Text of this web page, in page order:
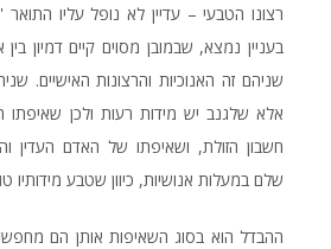
רצונו הטבעי – עדיין לא נופל עליו
בעניין נמצא, שבמובן מסוים קיים דמיון
שניהם זה האנוכיות והרצונות האישיים.
אלא שלגנב יש מידות רעות ולכן שאיפתו
חשבון הזולת, ושאיפתו של האדם העדין
שלם במעלות אנושיות, כיוון שטבע מידותיו
ההבדל הוא בסוג השאיפות אותן הם